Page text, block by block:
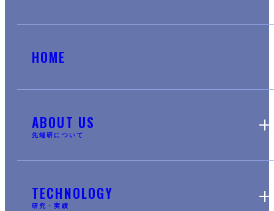
HOME
ABOUT US
先端研について
TECHNOLOGY
研究・実績